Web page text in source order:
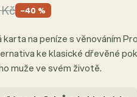
Kč −40 %
na peníze s věnováním
ke klasické dřevěné
muže ve svém životě.